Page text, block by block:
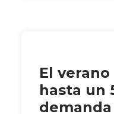
El
hasta un